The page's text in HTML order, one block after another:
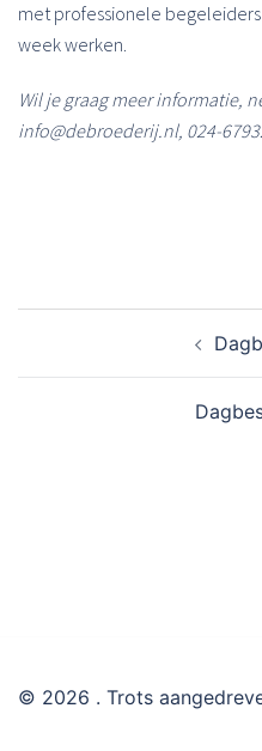
met professionele
week werken.
Wil je graag meer informatie,
info@debroederij.nl, 024-
© 2026 . Trots